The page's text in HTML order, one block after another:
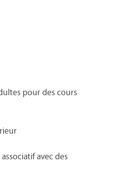
pour des cours
avec des